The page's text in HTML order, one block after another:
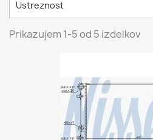
Ustreznost
Prikazujem 1-5 od 5 izdelkov